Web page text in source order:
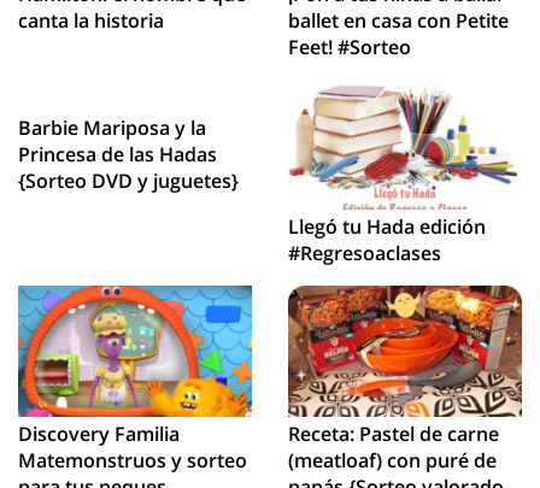
canta la historia
ballet en casa con Petite
Feet! #Sorteo
Barbie Mariposa y la
Princesa de las Hadas
{Sorteo DVD y juguetes}
Llegó tu Hada edición
#Regresoaclases
Discovery Familia
Matemonstruos y sorteo
Receta: Pastel de carne
(meatloaf) con puré de